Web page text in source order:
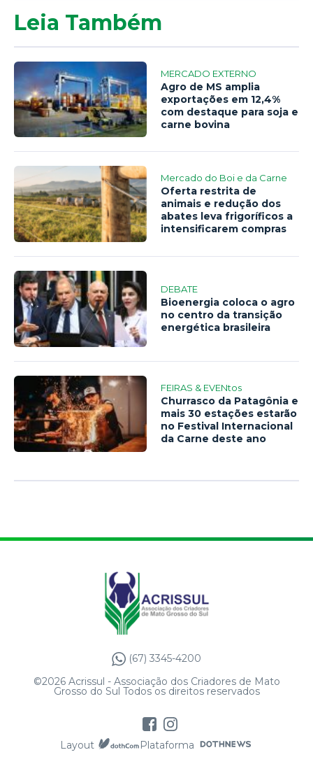
Leia Também
MERCADO EXTERNO
Agro de MS amplia
exportações em 12,4%
com destaque para soja e
carne bovina
Mercado do Boi e da Carne
Oferta restrita de
animais e redução dos
abates leva frigoríficos a
intensificarem compras
DEBATE
Bioenergia coloca o agro
no centro da transição
energética brasileira
FEIRAS & EVENtos
Churrasco da Patagônia e
mais 30 estações estarão
no Festival Internacional
da Carne deste ano
(67) 3345-4200
©2026 Acrissul - Associação dos Criadores de Mato
Grosso do Sul Todos os direitos reservados
Layout Plataforma